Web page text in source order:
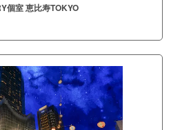
個室 恵比寿TOKYO